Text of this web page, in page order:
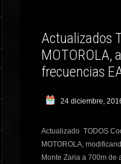
Actualizados
MOTOROLA,
frecuencias
24 diciembre,
Actualizado TODOS
MOTOROLA,
Monte Zaria a 700m de